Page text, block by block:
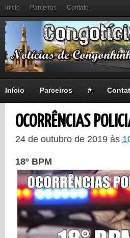
Inicio Parceiros Contato
Início Parceiros #
OCORRÊNCIAS
24 de outubro de 2019 às
18º BPM